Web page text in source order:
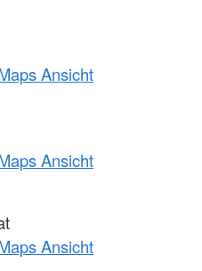
Ansicht
Ansicht
Ansicht